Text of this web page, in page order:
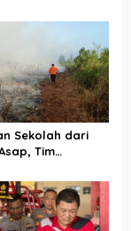
Gambut
Sekolah dari
Tim
Limbung Kubu